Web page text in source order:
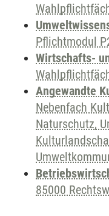
Pflichtmodul
Wirtschafts-
Angewandte
Nebenfach
Naturschutz,
85000